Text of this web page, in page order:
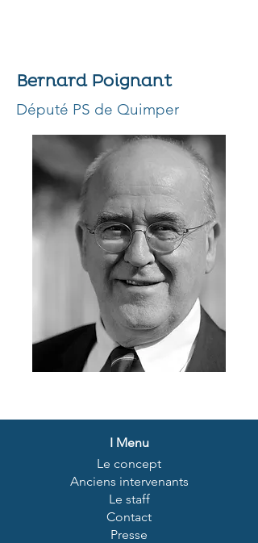
Bernard Poignant
Député PS de Quimper
I Menu
Le concept
Anciens intervenants
Le staff
Contact
Presse